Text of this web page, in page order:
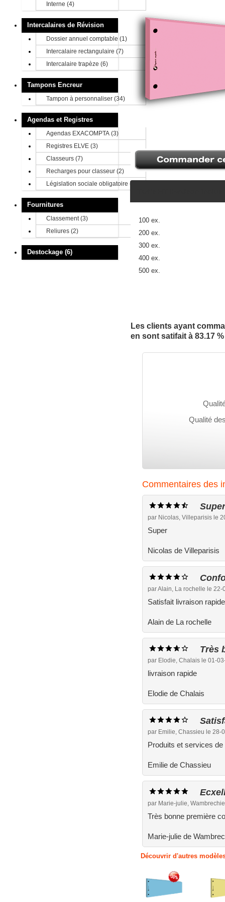
Interne (4)
Intercalaires de Révision
Dossier annuel comptable (1)
Intercalaire rectangulaire (7)
Intercalaire trapèze (6)
Tampons Encreur
Tampon à personnaliser (34)
Agendas et Registres
Agendas EXACOMPTA (3)
Registres ELVE (3)
Classeurs (7)
Recharges pour classeur (2)
Législation sociale obligatoire (7)
Fournitures
Classement(3)
Reliures (2)
Destockage (6)
100 ex.
200 ex.
300 ex.
400 ex.
500 ex.
900 ex.
1 000 ex.
Les clients ayant
en sont satifait à 83.17
Qualité
Commentaires des
Super
par Nicolas, Villeparisis le
Super
Nicolas de Villeparisis
par Alain, La rochelle le 22-
Satisfait livraison rapide
Alain de La rochelle
Très
par Elodie, Chalais le 01-
livraison rapide
Elodie de Chalais
par Emilie, Chassieu le 28-
Produits et services de
Emilie de Chassieu
par Marie-julie,
Très bonne première
Marie-julie de
Découvrir d'autres